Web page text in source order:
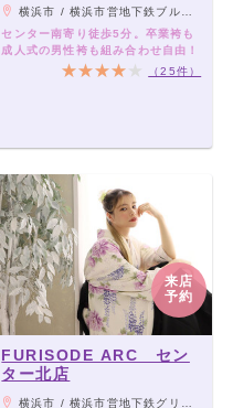
横浜市 / 横浜市営地下鉄ブルーライン「センター南」駅より徒歩7分
センター南寄り徒歩5分。卒業袴も
成人式の男性袴も組み合わせ自由！
（25件）
来店
予約
FURISODE ARC セン
ター北店
横浜市 / 横浜市営地下鉄グリーンライン センター北駅